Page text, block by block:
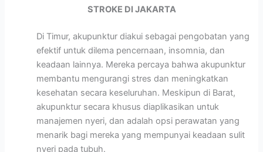
STROKE DI JAKARTA
Di Timur, akupunktur diakui sebagai pengobatan yang
efektif untuk dilema pencernaan, insomnia, dan
keadaan lainnya. Mereka percaya bahwa akupunktur
membantu mengurangi stres dan meningkatkan
kesehatan secara keseluruhan. Meskipun di Barat,
akupunktur secara khusus diaplikasikan untuk
manajemen nyeri, dan adalah opsi perawatan yang
menarik bagi mereka yang mempunyai keadaan sulit
nyeri pada tubuh.